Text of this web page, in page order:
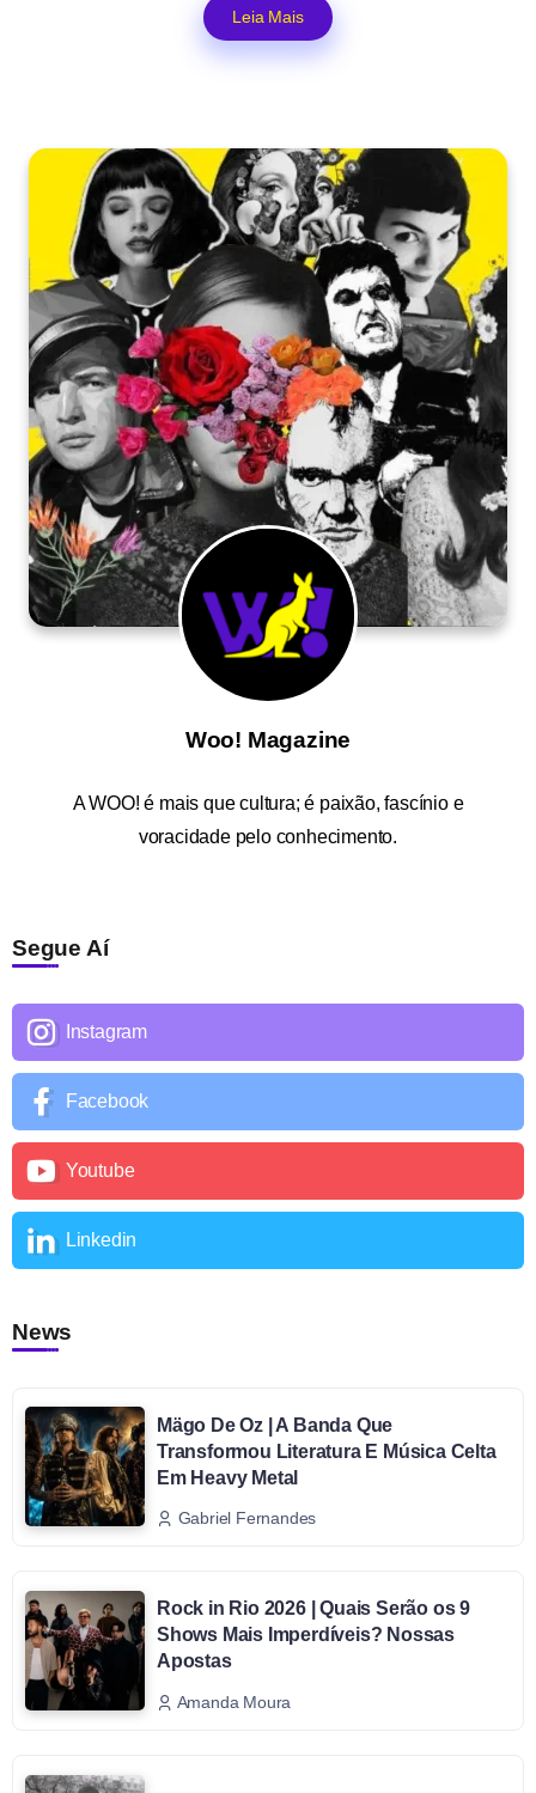
Leia Mais
Woo! Magazine
AWOO! é mais que cultura; é paixão, fascínio e
voracidade pelo conhecimento.
Segue Aí
Instagram
Facebook
Youtube
Linkedin
News
Mägo De Oz | A Banda Que
Transformou Literatura E Música Celta
Em Heavy Metal
Gabriel Fernandes
Rock in Rio 2026 | Quais Serão os 9
Shows Mais Imperdíveis? Nossas
Apostas
Amanda Moura